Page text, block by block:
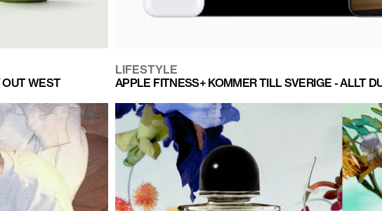
OUT WEST
LIFESTYLE
APPLE FITNESS+ KOMMER TILL SVERIGE - ALLT